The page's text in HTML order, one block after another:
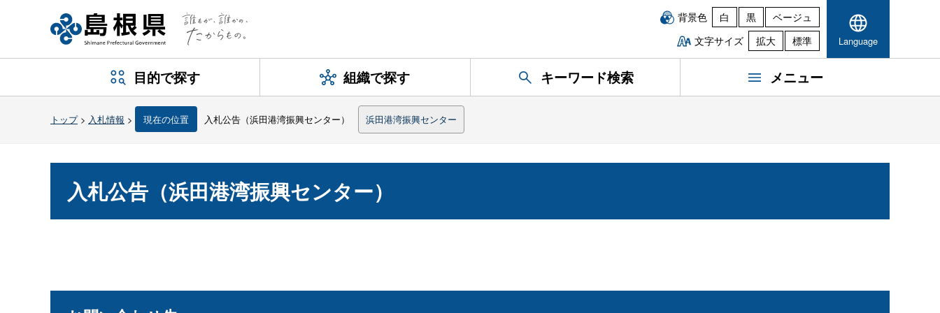
背景色 白 黒
ベージュ
文字サイズ
拡大 標準 Language
目的で探す 組織で探す キーワード検索 メニュー
トップ> 入札情報 > 現在の位置 入札公告（浜田港湾振興センター） 浜田港湾振興センター
入札公告（浜田港湾振興センター）